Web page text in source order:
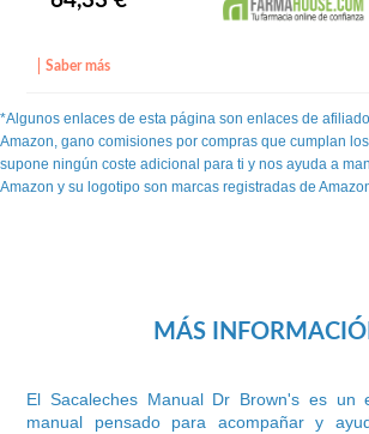
Saber más
*Algunos enlaces de esta página son enlaces de
Amazon, gano comisiones por compras que cumplan
supone ningún coste adicional para ti y nos ayuda a
Amazon y su logotipo son marcas registradas de
MÁS
El Sacaleches Manual Dr Brown's es un
manual pensado para acompañar y